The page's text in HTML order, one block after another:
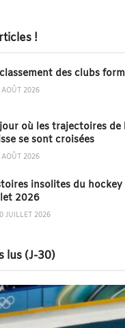
!
des clubs
AOÛT 2026
où les trajectoires de
se sont croisées
AOÛT 2026
insolites du hockey
2026
JUILLET 2026
lus (J-30)